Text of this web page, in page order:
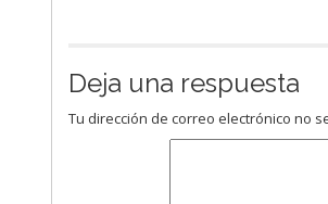
Deja una respuesta
Tu dirección de correo electrónico no